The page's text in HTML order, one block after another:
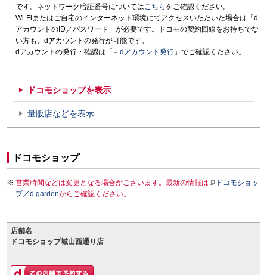
です。ネットワーク暗証番号についてはこちら をご確認ください。
Wi-Fiまたはご自宅のインターネット環境にてアクセスいただいた場合は「d
アカウントのID／パスワード」が必要です。ドコモの契約回線をお持ちでな
い方も、dアカウントの発行が可能です。
dアカウントの発行・確認は「
dアカウント発行 」でご確認ください。
ドコモショップを表示
量販店などを表示
ドコモショップ
営業時間などは変更となる場合がございます。最新の情報は
ドコモショッ
プ／d gardenからご確認ください。
店舗名
ドコモショップ城山西通り店